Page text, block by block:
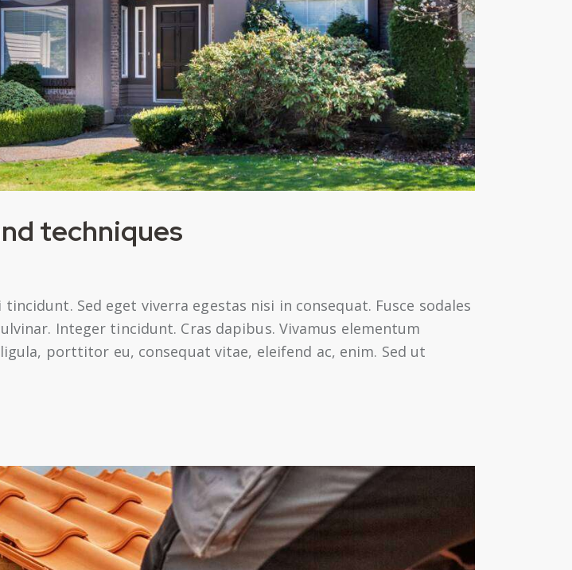
techniques
Sed eget viverra egestas nisi in consequat. Fusce sodales
Integer tincidunt. Cras dapibus. Vivamus elementum
porttitor eu, consequat vitae, eleifend ac, enim. Sed ut